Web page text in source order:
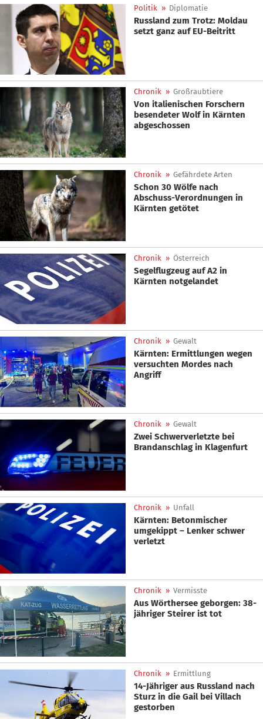
Politik » Diplomatie
Russland zum Trotz: Moldau
setzt ganz auf EU-Beitritt
Chronik » Großraubtiere
Von italienischen Forschern
besendeter Wolf in Kärnten
abgeschossen
Chronik » Gefährdete Arten
Schon 30 Wölfe nach
Abschuss-Verordnungen in
Kärnten getötet
Chronik » Österreich
Segelflugzeug auf A2 in
Kärnten notgelandet
Chronik » Gewalt
Kärnten: Ermittlungen wegen
versuchten Mordes nach
Angriff
Chronik » Gewalt
Zwei Schwerverletzte bei
Brandanschlag in Klagenfurt
Chronik » Unfall
Kärnten: Betonmischer
umgekippt – Lenker schwer
verletzt
Chronik » Vermisste
Aus Wörthersee geborgen: 38-
jähriger Steirer ist tot
Chronik » Ermittlung
14-Jähriger aus Russland nach
Sturz in die Gail bei Villach
gestorben